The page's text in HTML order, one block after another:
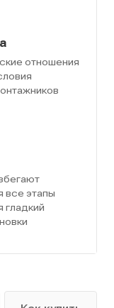
отношения
все этапы
гладкий